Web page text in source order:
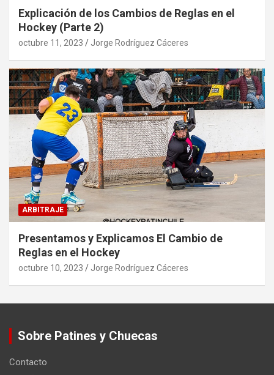
Explicación de los Cambios de Reglas en el
Hockey (Parte 2)
octubre 11, 2023 Jorge Rodríguez Cáceres
ARBITRAJE
Presentamos y Explicamos El Cambio de
Reglas en el Hockey
octubre 10, 2023 Jorge Rodríguez Cáceres
Sobre Patines y Chuecas
Contacto